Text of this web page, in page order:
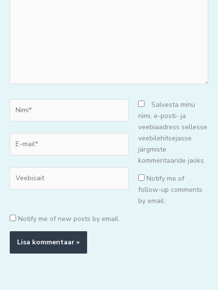
mail*
Salvesta minu
nimi, e-posti- ja
veebiaadress sellesse
veebilehitsejasse
järgmiste
kommentaaride jaoks.
Notify me of
follow-up comments
by email.
Notify me of new posts by email.